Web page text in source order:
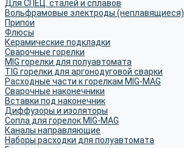
Для СПЕЦ. сталей и сплавов
Вольфрамовые электроды (неплавящиеся)
Припои
Флюсы
Керамические подкладки
Сварочные горелки
MIG горелки для полуавтомата
TIG горелки для аргонодуговой сварки
Расходные части к горелкам MIG-MAG
Сварочные наконечники
Вставки под наконечник
Диффузоры и изоляторы
Сопла для горелок MIG-MAG
Каналы направляющие
Наборы расходки для полуавтомата